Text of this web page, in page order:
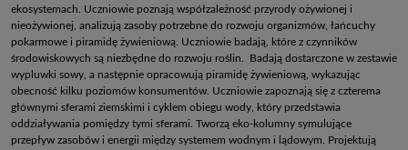
ekosystemach. Uczniowie poznają współzależność przyrody ożywionej i
nieożywionej, analizują zasoby potrzebne do rozwoju organizmów, łańcuchy
pokarmowe i piramidę żywieniową. Uczniowie badają, które z czynników
środowiskowych są niezbędne do rozwoju roślin. Badają dostarczone w zestawie
wypluwki sowy, a następnie opracowują piramidę żywieniową, wykazując
obecność kilku poziomów konsumentów. Uczniowie zapoznają się z czterema
głównymi sferami ziemskimi i cyklem obiegu wody, który przedstawia
oddziaływania pomiędzy tymi sferami. Tworzą eko-kolumny symulujące
przepływ zasobów i energii między systemem wodnym i lądowym. Projektują